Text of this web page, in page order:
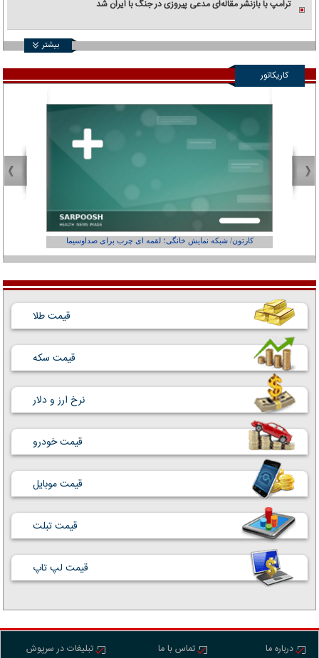
ترامپ با بازنشر مقاله‌ای مدعی پیروزی در جنگ با ایران شد
بیشتر
کاریکاتور
کارتون/ شبکه نمایش خانگی؛ لقمه ای چرب برای صداوسیما
قیمت طلا
قیمت سکه
نرخ ارز و دلار
قیمت خودرو
قیمت موبایل
قیمت تبلت
قیمت لپ تاپ
درباره ما تماس با ما تبلیغات در سرپوش